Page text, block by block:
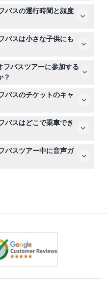
期間内であれば、シアト
でも自由に乗り降りできま
きなペースで主な観光ス
バスの運行時間と頻度
まで運行し、20～30分
約80分かかります。（変
約時にご確認ください）
バスは小さな子供にも
車できますが、指定席は
ルを楽しく巡るのに適した
フバスツアーに参加する
？
してオープントップバス
メラをお持ちください。チ
予約・管理が可能ですの
バスのチケットのキャ
セルすると場合によって
す。それ以降のキャンセル
管理はこのウェブサイト
バスはどこで乗車でき
こからでもツアーに参加
スペースニードルとパイク
。
バスツアー中に音声ガ